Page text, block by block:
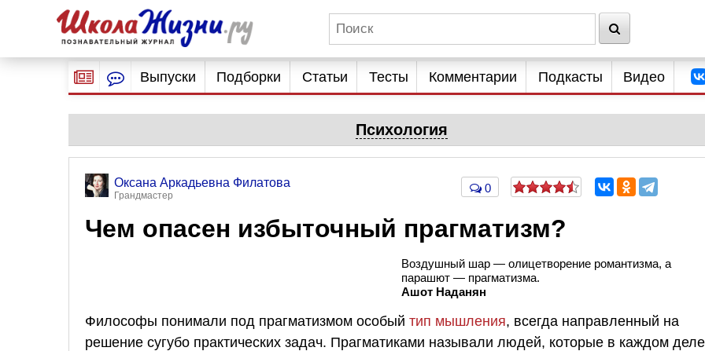
Выпуски Подборки Статьи Тесты Комментарии Подкасты Видео
Психология
Оксана Аркадьевна Филатова
Грандмастер
0
Чем опасен избыточный прагматизм?
Воздушный шар — олицетворение романтизма, а
парашют — прагматизма.
Ашот Наданян
Философы понимали под прагматизмом особый тип мышления, всегда направленный на
решение сугубо практических задач. Прагматиками называли людей, которые в каждом